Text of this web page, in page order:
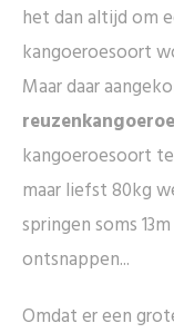
het dan altijd om
kangoeroesoort
Maar daar
reuzenkangoeroe
kangoeroesoort
maar liefst 80kg
springen soms
ontsnappen...
Omdat er een